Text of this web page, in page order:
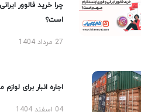
چرا خرید فالوور
است؟
27 مرداد 1404
اجاره انبار برای لوازم
04 اسفند 1404